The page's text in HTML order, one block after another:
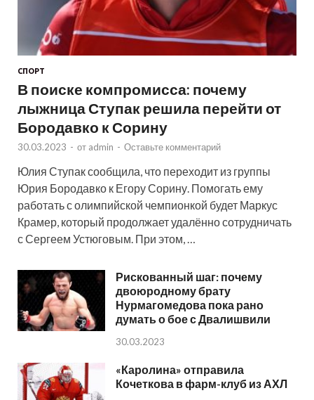
СПОРТ
В поиске компромисса: почему
лыжница Ступак решила перейти от
Бородавко к Сорину
30.03.2023 - от admin - Оставьте комментарий
Юлия Ступак сообщила, что переходит из группы
Юрия Бородавко к Егору Сорину. Помогать ему
работать с олимпийской чемпионкой будет Маркус
Крамер, который продолжает удалённо сотрудничать
с Сергеем Устюговым. При этом, …
Рискованный шаг: почему
двоюродному брату
Нурмагомедова пока рано
думать о бое с Двалишвили
30.03.2023
«Каролина» отправила
Кочеткова в фарм-клуб из АХЛ